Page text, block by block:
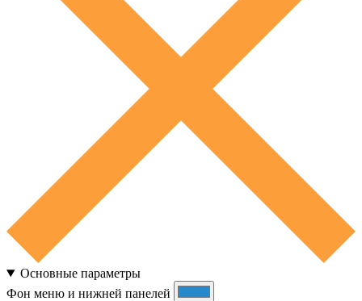
Основные параметры
Фон меню и нижней панелей